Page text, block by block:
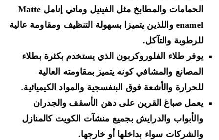
الحمامات والمطابخ مثل الفينيل وماتي إنامل Matte
enamel واللذين يتميزا بسهولة التنظيف ومقاومة عالية
للرطوبة والتآكل.
يوفر طلاء الفلوروكربون الذي يستخدم بكثرة بطلاء
المصانع والمشافي كونه يتميز بمقاومته العالية
للحرارة والأشعة فوق البنفسجية والمواد الكيميائية.
يعمل صباغ القرين على دهن الأسقف والجدران
والأبواب والدرايش بجميع منشآت الكويت كالمنازل
والشركات سواء بداخلها أو خارجها.